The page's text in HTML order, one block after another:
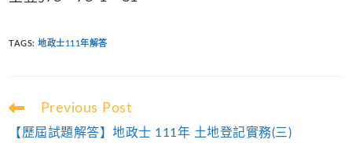
TAGS:地政士111年解答
Read
articles
Previous Post
【歷屆試題解答】地政士 111年 土地登記實務(三)